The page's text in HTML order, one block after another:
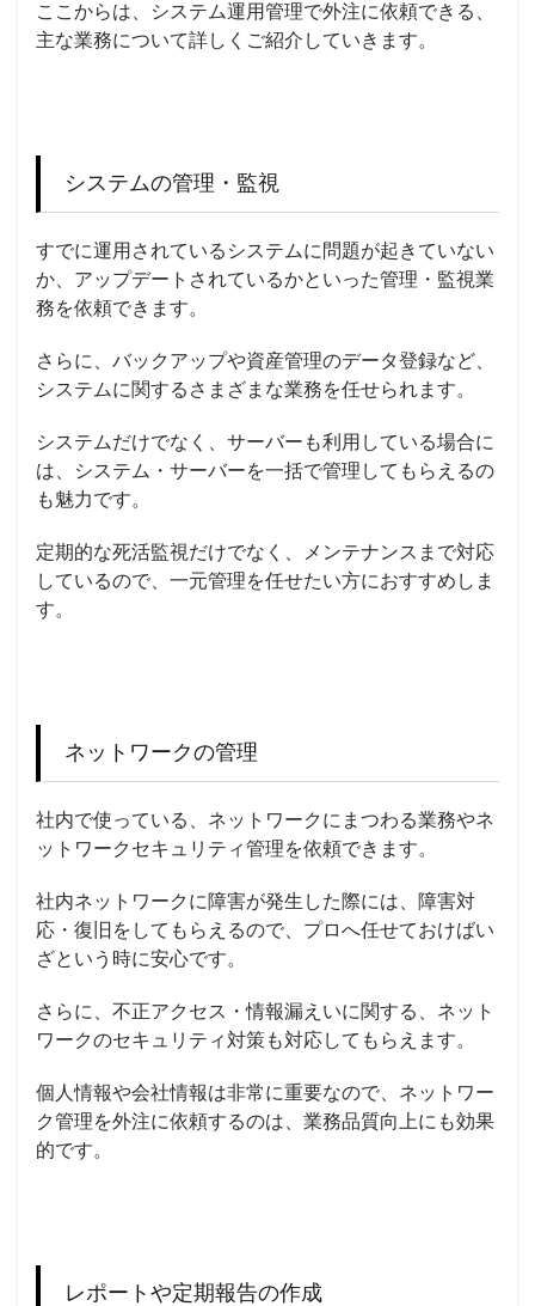
ここからは、システム運用管理で外注に依頼できる、
主な業務について詳しくご紹介していきます。
システムの管理・監視
すでに運用されているシステムに問題が起きていない
か、アップデートされているかといった管理・監視業
務を依頼できます。
さらに、バックアップや資産管理のデータ登録など、
システムに関するさまざまな業務を任せられます。
システムだけでなく、サーバーも利用している場合に
は、システム・サーバーを一括で管理してもらえるの
も魅力です。
定期的な死活監視だけでなく、メンテナンスまで対応
しているので、一元管理を任せたい方におすすめしま
す。
ネットワークの管理
社内で使っている、ネットワークにまつわる業務やネ
ットワーク セキュリティ管理を依頼できます。
社内ネットワークに障害が発生した際には、障害対
応・復旧をしてもらえるので、プロへ任せておけばい
ざという時に安心です。
さらに、不正アクセス・情報漏えいに関する、ネット
ワークのセキュリティ 対策も対応してもらえます。
個人情報や会社情報は非常に重要なので、ネットワー
ク管理を外注に依頼するのは、業務品質向上にも効果
的です。
レポートや定期報告の作成